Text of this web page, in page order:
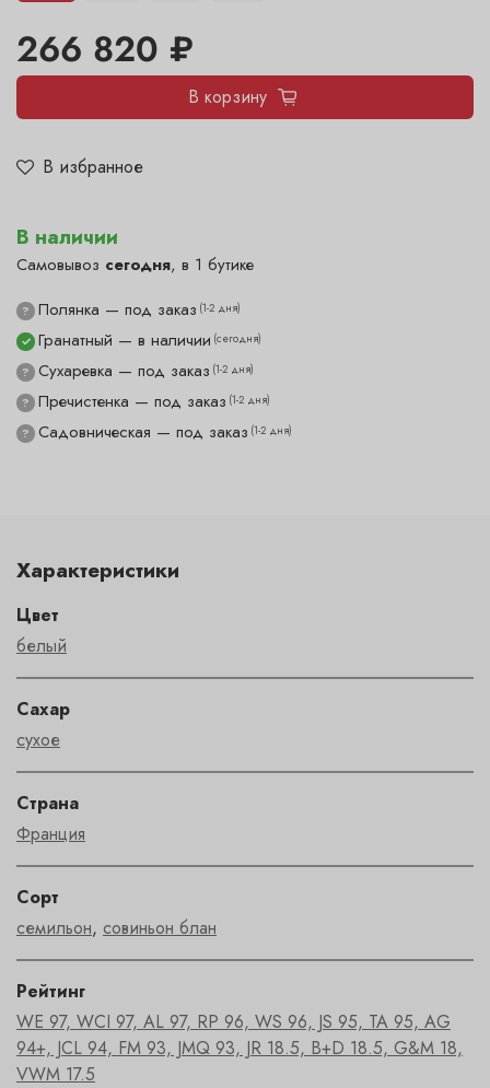
В избранное
266 820 ₽
В корзину
В наличии
Самовывоз сегодня, в 1 бутике
✓ Гранатный — в наличии (сегодня)
? Полянка — под заказ (1-2 дня)
? Пречистенка — под заказ (1-2 дня)
? Садовническая — под заказ (1-2 дня)
? Сухаревка — под заказ (1-2 дня)
Характеристики
Цвет
белый
Сахар
сухое
Страна
Франция
Сорт
семильон, совиньон блан
Рейтинг
WE 97, WCI 97, AL 97, RP 96, WS 96, JS 95, TA 95, AG
94+, JCL 94, FM 93, JMQ 93, JR 18.5, B+D 18.5, G&M 18,
VWM 17.5